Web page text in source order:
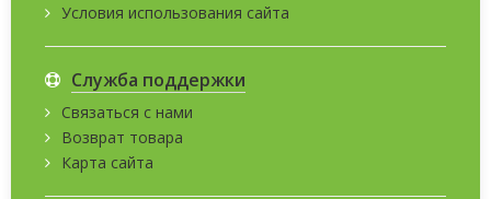
Условия использования сайта
Служба поддержки
Связаться с нами
Возврат товара
Карта сайта